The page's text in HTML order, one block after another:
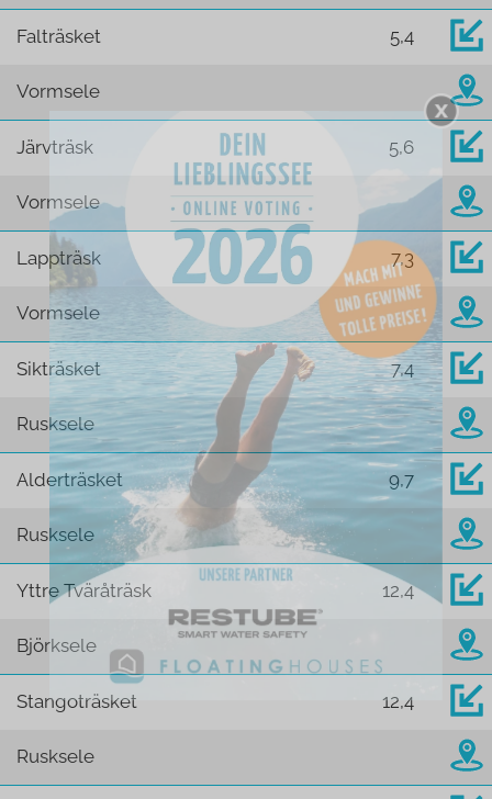
Falträsket 5,4
Vormsele
Järvträsk 5,6
Vormsele
Lappträsk 7,3
Vormsele
Sikträsket 7,4
Rusksele
Alderträsket 9,7
Rusksele
Yttre Tväråträsk 12,4
Björksele
Stangoträsket 12,4
Rusksele